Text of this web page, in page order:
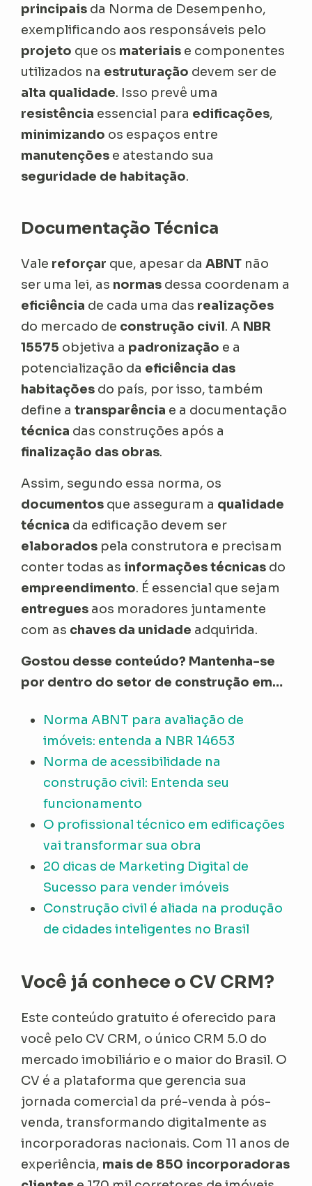
principais da Norma de Desempenho,
exemplificando aos responsáveis pelo
projeto que os materiais e componentes
utilizados na estruturação devem ser de
alta qualidade. Isso prevê uma
resistência essencial para edificações,
minimizando os espaços entre
manutenções e atestando sua
seguridade de habitação.
Documentação Técnica
Vale reforçar que, apesar daABNT não
ser uma lei, as normas dessa coordenam a
eficiência de cada uma das realizações
do mercado de construção civil. A NBR
15575 objetiva a padronização e a
potencialização da eficiência das
habitações do país, por isso, também
define a transparência e a documentação
técnica das construções após a
finalização das obras.
Assim, segundo essa norma, os
documentos que asseguram a qualidade
técnica da edificação devem ser
elaborados pela construtora e precisam
conter todas as informações técnicas do
empreendimento. É essencial que sejam
entregues aos moradores juntamente
com as chaves da unidade adquirida.
Gostou desse conteúdo? Mantenha-se
por dentro do setor de construção em…
Norma ABNT para avaliação de
imóveis: entenda a NBR 14653
Norma de acessibilidade na
construção civil: Entenda seu
funcionamento
O profissional técnico em edificações
vai transformar sua obra
20 dicas de Marketing Digital de
Sucesso para vender imóveis
Construção civil é aliada na produção
de cidades inteligentes no Brasil
Você já conhece o CV CRM?
Este conteúdo gratuito é oferecido para
você pelo CV CRM, o único CRM 5.0 do
mercado imobiliário e o maior do Brasil. O
CV é a plataforma que gerencia sua
jornada comercial da pré-venda à pós-
venda, transformando digitalmente as
incorporadoras nacionais. Com 11 anos de
experiência, mais de 850 incorporadoras